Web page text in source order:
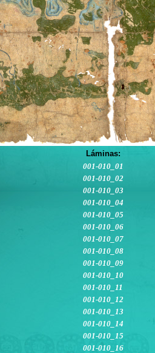
Láminas:
001-010_01
001-010_02
001-010_03
001-010_04
001-010_05
001-010_06
001-010_07
001-010_08
001-010_09
001-010_10
001-010_11
001-010_12
001-010_13
001-010_14
001-010_15
001-010_16